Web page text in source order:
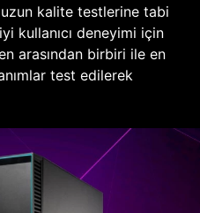
kalite testlerine tabi
kullanıcı deneyimi için
arasından birbiri ile en
test edilerek